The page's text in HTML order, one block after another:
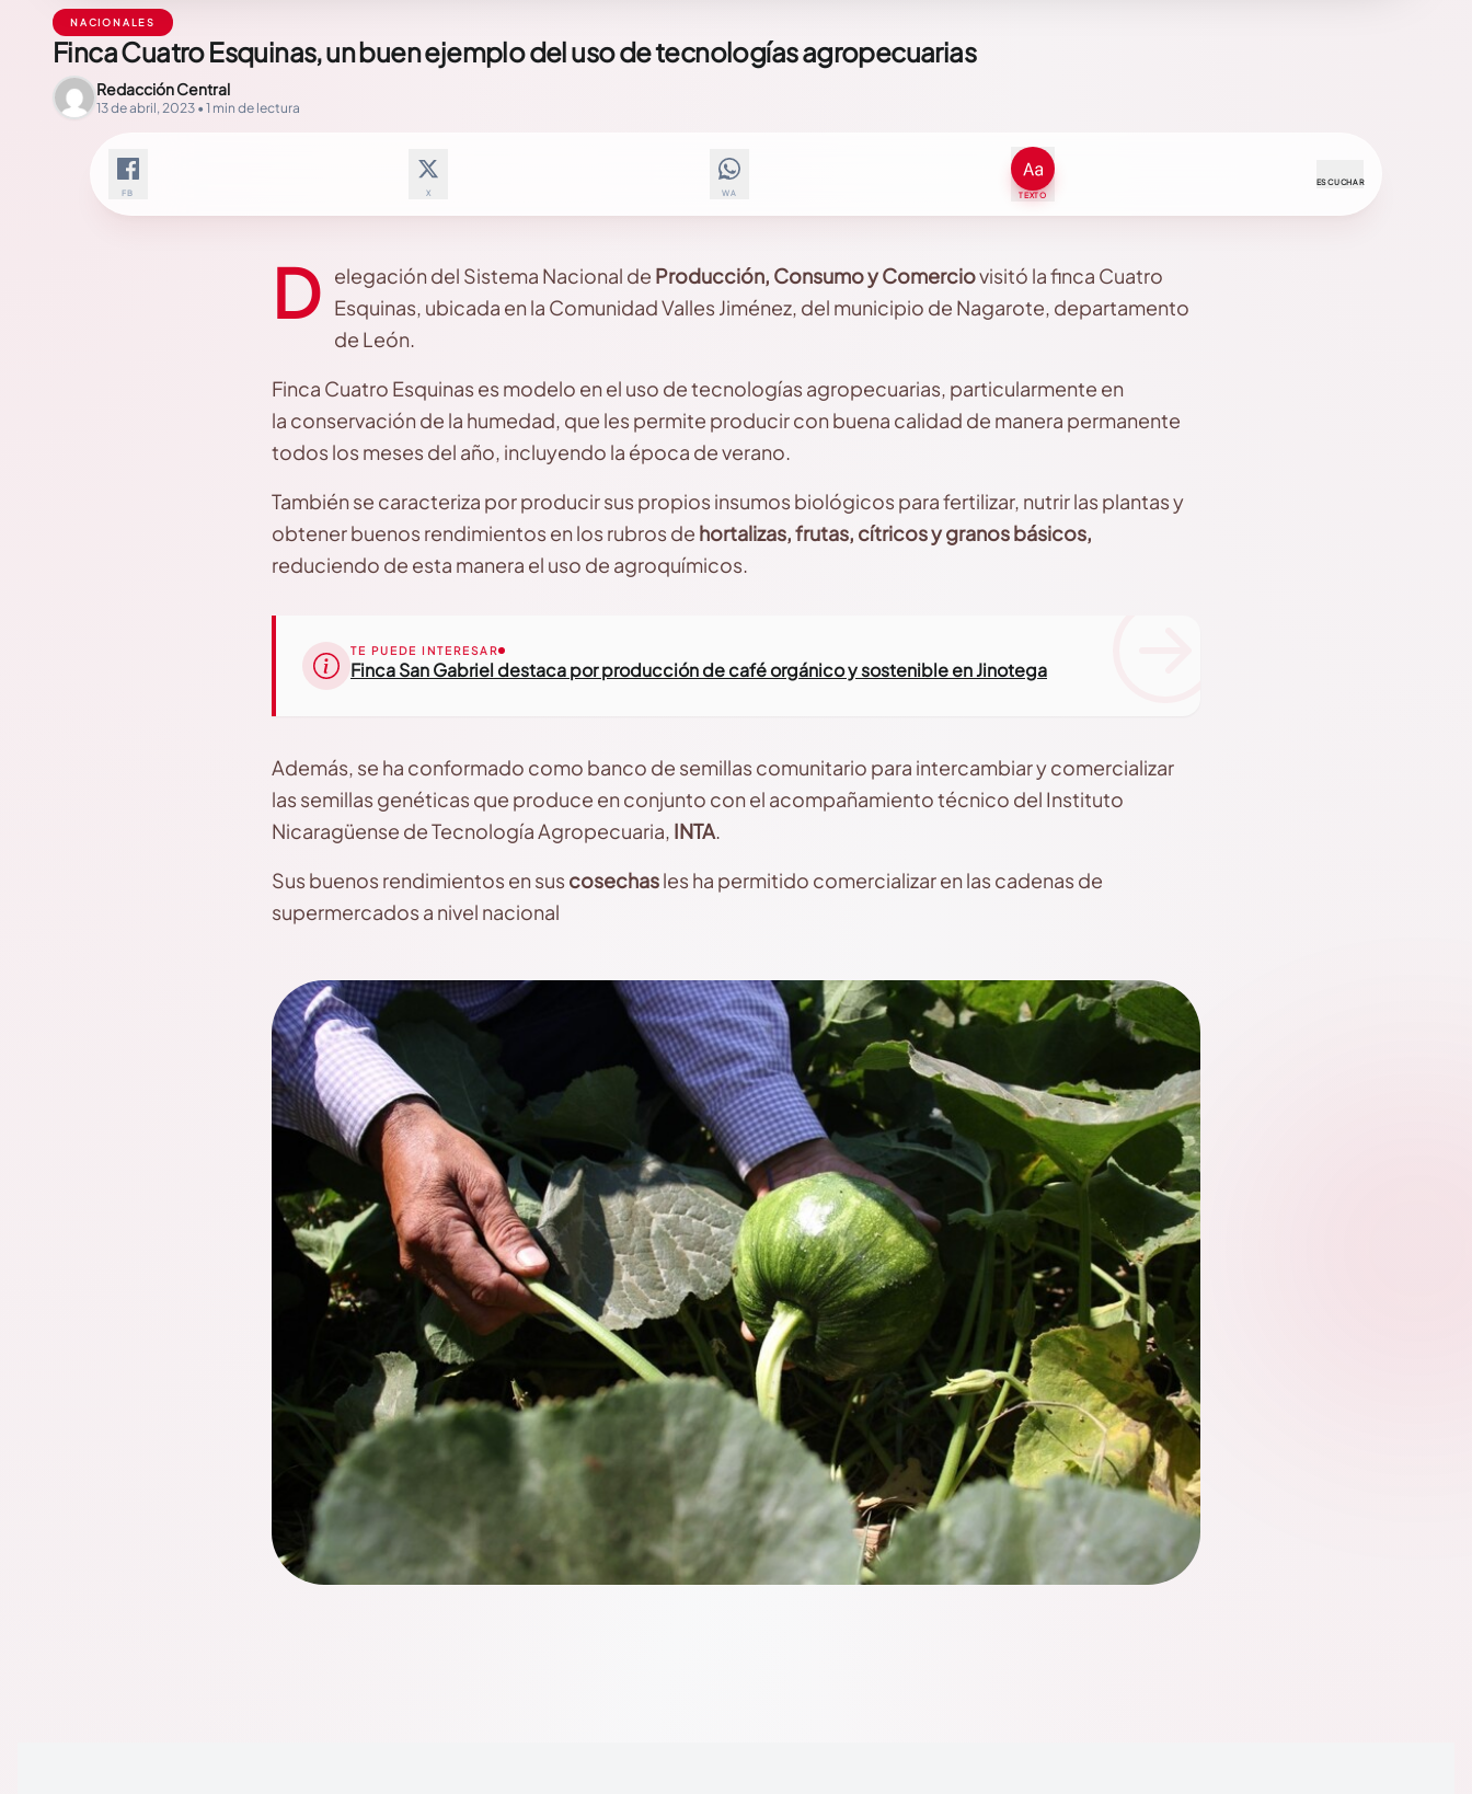
NACIONALES
Finca Cuatro Esquinas, un buen ejemplo del uso de tecnologías agropecuarias
Redacción Central
13 de abril, 2023 • 1 min de lectura
FB X WA TEXTO
ESCUCHAR
D elegación del Sistema Nacional de Producción, Consumo y Comerciovisitó la finca Cuatro
Esquinas, ubicada en la Comunidad Valles Jiménez, del municipio de Nagarote, departamento
de León.
Finca Cuatro Esquinas es modelo en el uso de tecnologías agropecuarias, particularmente en
la conservación de la humedad, que les permite producir con buena calidad de manera permanente
todos los meses del año, incluyendo la época de verano.
También se caracteriza por producir sus propios insumos biológicos para fertilizar, nutrir las plantas y
obtener buenos rendimientos en los rubros de hortalizas, frutas, cítricos y granos básicos,
reduciendo de esta manera el uso de agroquímicos.
TE PUEDE INTERESAR
Finca San Gabriel destaca por producción de café orgánico y sostenible en Jinotega
Además, se ha conformado como banco de semillas comunitario para intercambiar y comercializar
las semillas genéticas que produce en conjunto con el acompañamiento técnico del Instituto
Nicaragüense de Tecnología Agropecuaria, INTA.
Sus buenos rendimientos en suscosechasles ha permitido comercializar en las cadenas de
supermercados a nivel nacional